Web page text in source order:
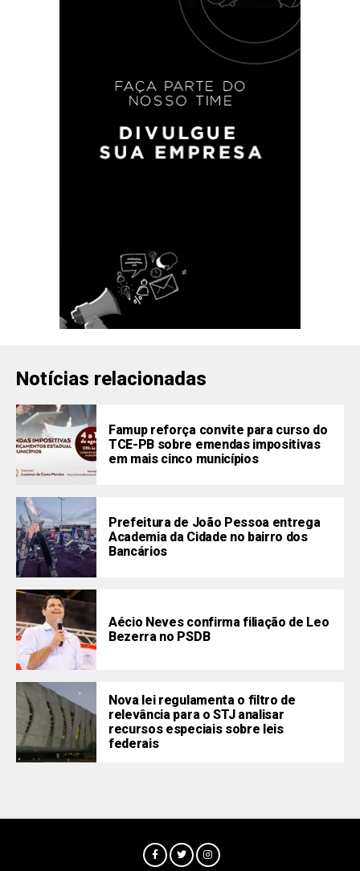
Notícias relacionadas
Famup reforça convite para curso do
TCE-PB sobre emendas impositivas
em mais cinco municípios
Prefeitura de João Pessoa entrega
Academia da Cidade no bairro dos
Bancários
Aécio Neves confirma filiação de Leo
Bezerra no PSDB
Nova lei regulamenta o filtro de
relevância para o STJ analisar
recursos especiais sobre leis
federais